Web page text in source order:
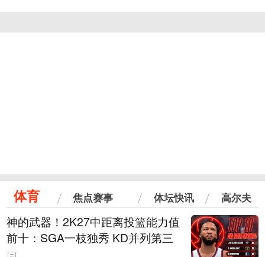
体育 焦点赛事 体坛快讯 高尔夫
神的武器！2K27中距离投篮能力值
前十：SGA一枝独秀 KD并列第三